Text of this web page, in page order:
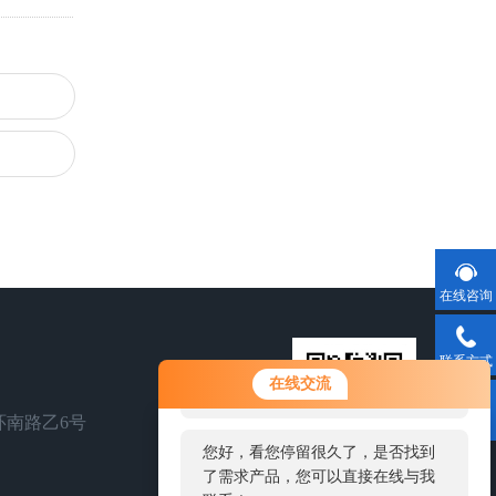
在线交流
您好！欢迎前来咨询，很高兴为您
服务，请问您要咨询什么问题呢？
您好，看您停留很久了，是否找到
了需求产品，您可以直接在线与我
南路乙6号
在线咨询
联系方式